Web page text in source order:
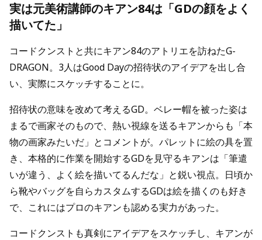
実は元美術講師のキアン84は「GDの顔をよく
描いてた」
コードクンストと共にキアン84のアトリエを訪ねたG-
DRAGON。3人はGood Dayの招待状のアイデアを出し合
い、実際にスケッチすることに。
招待状の意味を改めて考えるGD。ベレー帽を被った姿は
まるで画家そのもので、熱い視線を送るキアンからも「本
物の画家みたいだ」とコメントが。パレットに絵の具を置
き、本格的に作業を開始するGDを見守るキアンは「筆遣
いが違う、よく絵を描いてるんだな」と鋭い視点。日頃か
ら靴やバッグを自らカスタムするGDは絵を描くのも好き
で、これにはプロのキアンも認める実力があった。
コードクンストも真剣にアイデアをスケッチし、キアンが